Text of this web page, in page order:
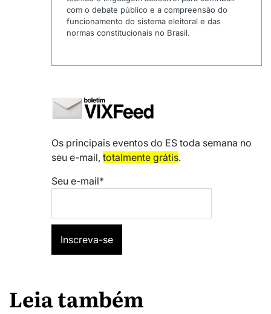
com o debate público e a compreensão do
funcionamento do sistema eleitoral e das
normas constitucionais no Brasil.
Os principais eventos do ES toda semana no
seu e-mail, totalmente grátis.
Seu e-mail*
Leia também